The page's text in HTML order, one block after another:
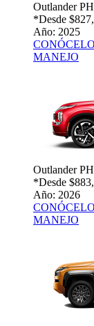
Outlander
*Desde
Año: 2025
CONÓCELO
MANEJO
Outlander
*Desde
Año: 2026
CONÓCELO
MANEJO